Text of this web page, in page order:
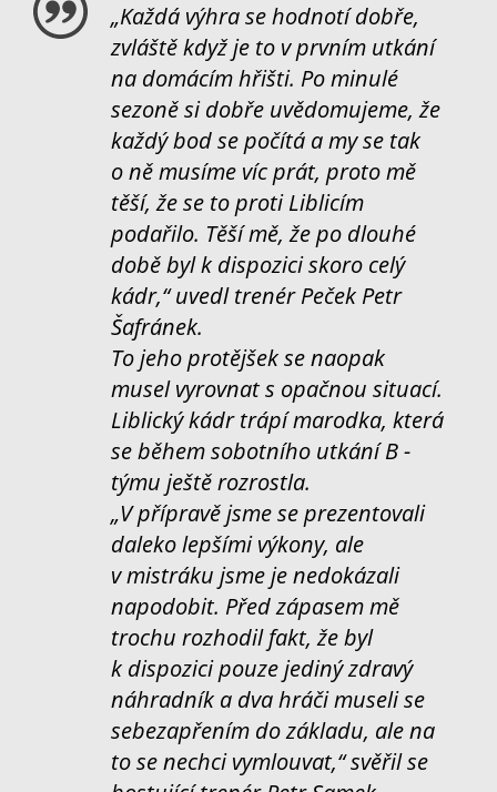
„Každá výhra se hodnotí dobře,
zvláště když je to v prvním utkání
na domácím hřišti. Po minulé
sezoně si dobře uvědomujeme, že
každý bod se počítá a my se tak
o ně musíme víc prát, proto mě
těší, že se to proti Liblicím
podařilo. Těší mě, že po dlouhé
době byl k dispozici skoro celý
kádr,“ uvedl trenér Peček Petr
Šafránek.
To jeho protějšek se naopak
musel vyrovnat s opačnou situací.
Liblický kádr trápí marodka, která
se během sobotního utkání B -
týmu ještě rozrostla.
„V přípravě jsme se prezentovali
daleko lepšími výkony, ale
v mistráku jsme je nedokázali
napodobit. Před zápasem mě
trochu rozhodil fakt, že byl
k dispozici pouze jediný zdravý
náhradník a dva hráči museli se
sebezapřením do základu, ale na
to se nechci vymlouvat,“ svěřil se